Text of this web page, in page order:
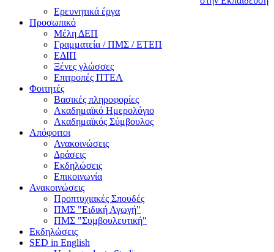
Ερευνητικά έργα
Προσωπικό
Μέλη ΔΕΠ
Γραμματεία / ΠΜΣ / ΕΤΕΠ
ΕΔΙΠ
Ξένες γλώσσες
Επιτροπές ΠΤΕΑ
Φοιτητές
Βασικές πληροφορίες
Ακαδημαϊκό Ημερολόγιο
Ακαδημαϊκός Σύμβουλος
Απόφοιτοι
Ανακοινώσεις
Δράσεις
Εκδηλώσεις
Επικοινωνία
Ανακοινώσεις
Προπτυχιακές Σπουδές
ΠΜΣ "Ειδική Αγωγή"
ΠΜΣ "Συμβουλευτική"
Εκδηλώσεις
SED in English